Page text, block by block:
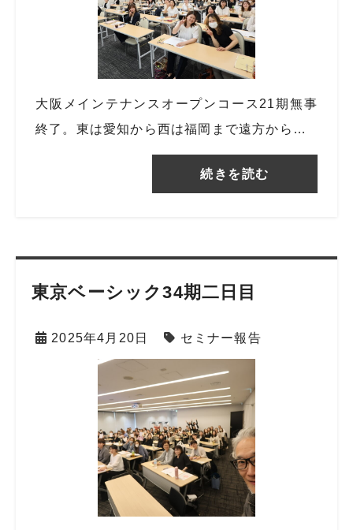
大阪メインテナンスオープンコース21期無事
終了。東は愛知から西は福岡まで遠方から…
続きを読む
東京ベーシック34期二日目
2025年4月20日 セミナー報告